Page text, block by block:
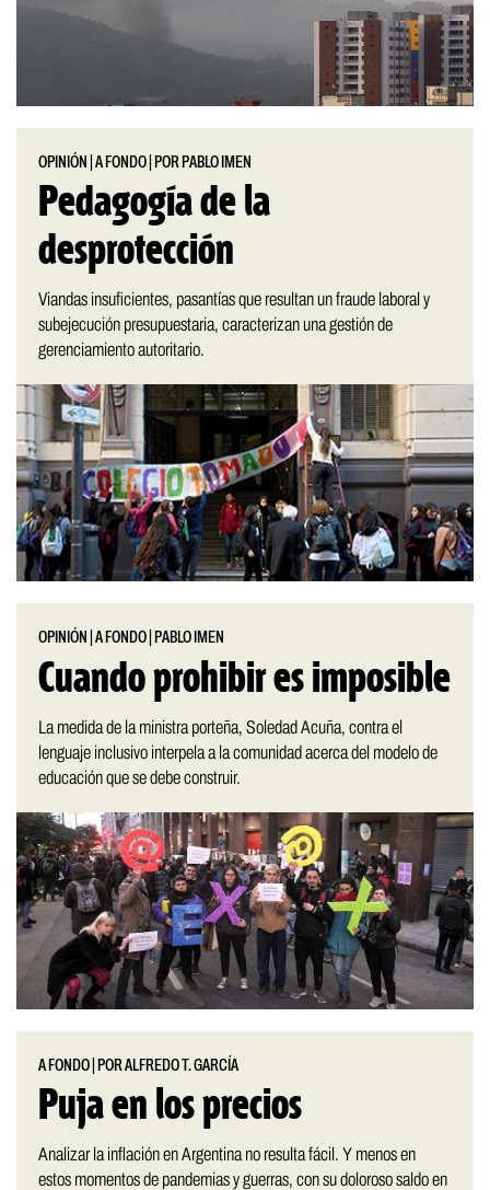
OPINIÓN |A FONDO POR PABLO IMEN
Pedagogía de la
desprotección
Viandas insuficientes, pasantías que resultan un fraude laboral y
subejecución presupuestaria, caracterizan una gestión de
gerenciamiento autoritario.
OPINIÓN |A FONDO PABLO IMEN
Cuando prohibir es imposible
La medida de la ministra porteña, Soledad Acuña, contra el
lenguaje inclusivo interpela a la comunidad acerca del modelo de
educación que se debe construir.
A FONDO POR ALFREDO T. GARCÍA
Puja en los precios
Analizar la inflación en Argentina no resulta fácil. Y menos en
estos momentos de pandemias y guerras, con su doloroso saldo en